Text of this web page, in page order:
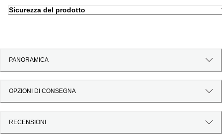
Sicurezza del prodotto
PANORAMICA
OPZIONI DI CONSEGNA
RECENSIONI